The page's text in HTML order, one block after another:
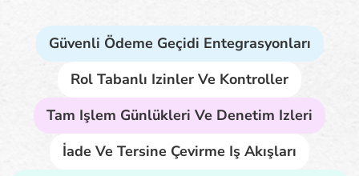
Güvenli Ödeme Geçidi Entegrasyonları
Rol Tabanlı Izinler Ve Kontroller
Tam Işlem Günlükleri Ve Denetim Izleri
İade Ve Tersine Çevirme Iş Akışları